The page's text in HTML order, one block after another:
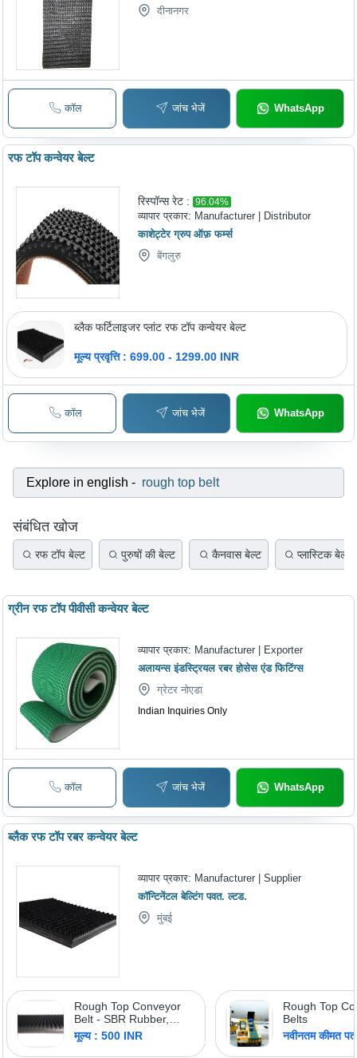
दीनानगर
कॉल जांच भेजें WhatsApp
रफ टॉप कन्वेयर बेल्ट
रिस्पॉन्स रेट : 96.04%
व्यापार प्रकार: Manufacturer | Distributor
काशेट्टेर ग्रुप ऑफ़ फर्म्स
बेंगलुरु
ब्लैक फर्टिलाइजर प्लांट रफ टॉप कन्वेयर बेल्ट
मूल्य प्रवृत्ति : 699.00 - 1299.00 INR
कॉल जांच भेजें WhatsApp
Explore in english - rough top belt
संबंधित खोज
रफ टॉप बेल्ट पुरुषों की बेल्ट कैनवास बेल्ट प्लास्टिक बेल्ट
ग्रीन रफ टॉप पीवीसी कन्वेयर बेल्ट
व्यापार प्रकार: Manufacturer | Exporter
अलायन्स इंडस्ट्रियल रबर होसेस एंड फिटिंग्स
ग्रेटर नोएडा
Indian Inquiries Only
कॉल जांच भेजें WhatsApp
ब्लैक रफ टॉप रबर कन्वेयर बेल्ट
व्यापार प्रकार: Manufacturer | Supplier
कॉन्टिनेंटल बेल्टिंग पवत. ल्टड.
मुंबई
Rough Top Conveyor
Belt - SBR Rubber,
Thickness 50-112 mm,
Length 10 m, Width 3-4
मूल्य : 500 INR
Rough Top
Belts
नवीनतम कीमत